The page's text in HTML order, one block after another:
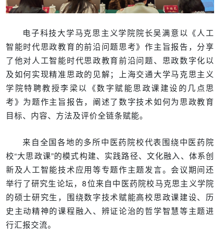
电子科技大学马克思主义学院院长吴满意以《人工
智能时代思政教育的前沿问题思考》作主旨报告，分享
了他对人工智能时代思政教育前沿问题、思政数字化以
及如何实现精准思政的见解；上海交通大学马克思主义
学院特聘教授李梁以《数字赋能思政课建设的几点思
考》为题作主旨报告，阐述了数字技术如何为思政教育
目标、内容、方法及评价全链条赋能。
来自全国各地的多所中医药院校代表围绕中医药院
校“大思政课”的模式构建、实践路径、文化融入、体系创
新及人工智能技术应用等专题作主题发言。会议期间还
举行了研究生论坛，8位来自中医药院校马克思主义学院
的硕士研究生，围绕数字技术赋能高校思政课建设、历
史主动精神的课程融入、辨证论治的哲学智慧等主题进
行汇报交流。